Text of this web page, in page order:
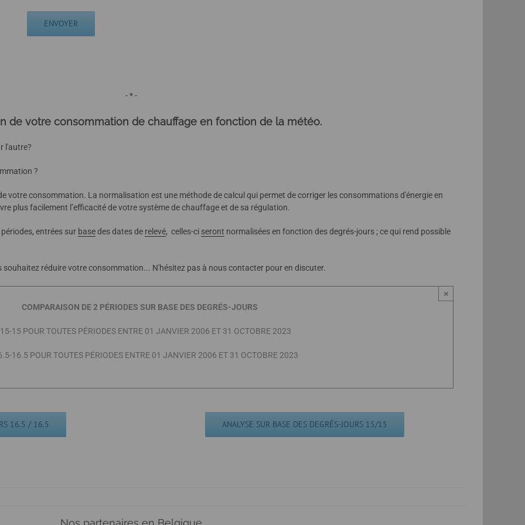
- * -
de votre consommation de chauffage en fonction de la météo.
l'autre?
?
votre consommation. La normalisation est une méthode de calcul qui permet de corriger les consommations d'énergie en
plus facilement l’efficacité de votre système de chauffage et de sa régulation.
entrées sur basedes dates de relevé, celles-ci seront normalisées en fonction des degrés-jours ; ce qui rend possible
réduire votre consommation... N'hésitez pas à nous contacter pour en discuter.
COMPARAISON DE 2 PÉRIODES SUR BASE DES DEGRÉS-JOURS
15 POUR TOUTES PÉRIODES ENTRE 01 JANVIER 2006 ET 31 OCTOBRE 2023
16.5 POUR TOUTES PÉRIODES ENTRE 01 JANVIER 2006 ET 31 OCTOBRE 2023
×
16.5 / 16.5 ANALYSE SUR BASE DES DEGRÉS-JOURS 15/15